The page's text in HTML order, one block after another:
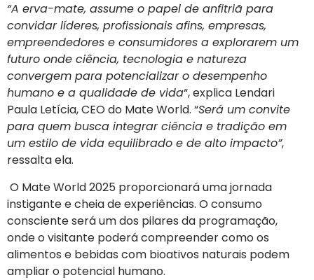
“A erva-mate, assume o papel de anfitriã para
convidar líderes, profissionais afins, empresas,
empreendedores e consumidores a explorarem um
futuro onde ciência, tecnologia e natureza
convergem para potencializar o desempenho
humano e a qualidade de vida“, explica Lendari
Paula Letícia, CEO do Mate World. “Será um convite
para quem busca integrar ciência e tradição em
um estilo de vida equilibrado e de alto impacto”,
ressalta ela.
O Mate World 2025 proporcionará uma jornada
instigante e cheia de experiências. O consumo
consciente será um dos pilares da programação,
onde o visitante poderá compreender como os
alimentos e bebidas com bioativos naturais podem
ampliar o potencial humano.